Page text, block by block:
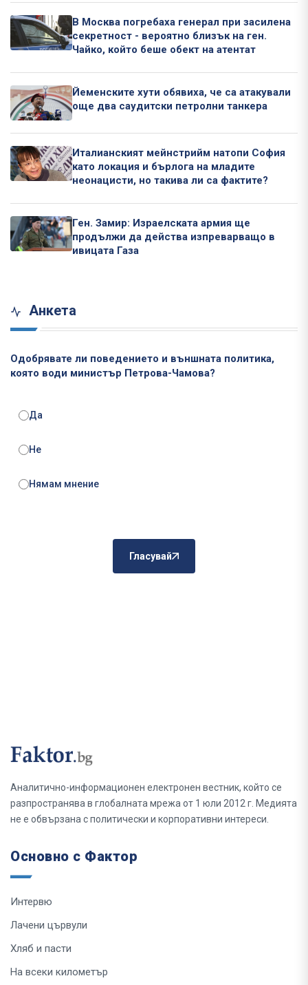
В Москва погребаха генерал при засилена
секретност - вероятно близък на ген.
Чайко, който беше обект на атентат
Йеменските хути обявиха, че са атакували
още два саудитски петролни танкера
Италианският мейнстрийм натопи София
като локация и бърлога на младите
неонацисти, но такива ли са фактите?
Ген. Замир: Израелската армия ще
продължи да действа изпреварващо в
ивицата Газа
Анкета
Одобрявате ли поведението и външната политика,
която води министър Петрова-Чамова?
Да
Не
Нямам мнение
Гласувай
Аналитично-информационен електронен вестник, който се
разпространява в глобалната мрежа от 1 юли 2012 г. Медията
не е обвързана с политически и корпоративни интереси.
Основно с Фактор
Интервю
Лачени цървули
Хляб и пасти
На всеки километър